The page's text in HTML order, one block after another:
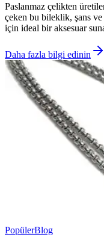
Paslanmaz çelikten
çeken bu bileklik, şans
için ideal bir aksesuar
Daha fazla bilgi edinin
PopülerBlog